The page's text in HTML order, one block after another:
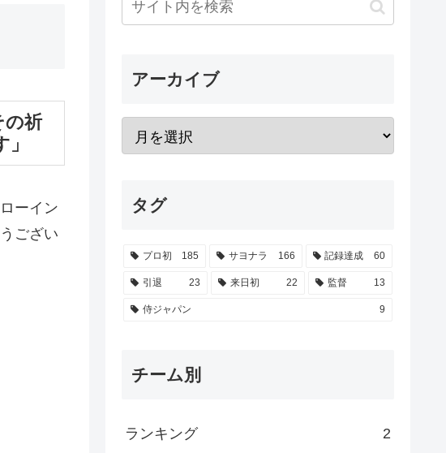
の祈
ーイン
ござい
アーカイブ
タグ
プロ初 185 サヨナラ 166 記録達成 60
引退 23 来日初 22 監督 13
侍ジャパン 9
チーム別
ランキング 2